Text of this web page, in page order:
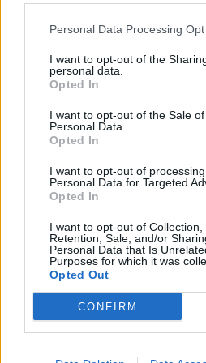
Personal Data Processing
I want to opt-out of the
personal data.
Opted In
I want to opt-out of the Sale
Personal Data.
Opted In
I want to opt-out of
Personal Data for Targeted
Opted In
I want to opt-out of Collection,
Retention, Sale, and/or
Personal Data that Is
Purposes for which it was
Opted Out
CONFIRM
Žinios | Orai
V. Zalužno pasisakymą laiko
Laidos | Nauja diena
Nufilmavo, kaip patvino Vilniaus
vaizdas pribloškia
Žinios | Lietuvos diena